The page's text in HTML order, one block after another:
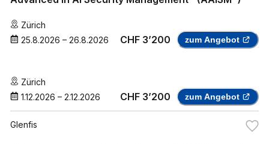
Zürich
25.8.2026 – 26.8.2026 CHF 3’200 zum Angebot
Zürich
1.12.2026 – 2.12.2026 CHF 3’200 zum Angebot
Glenfis